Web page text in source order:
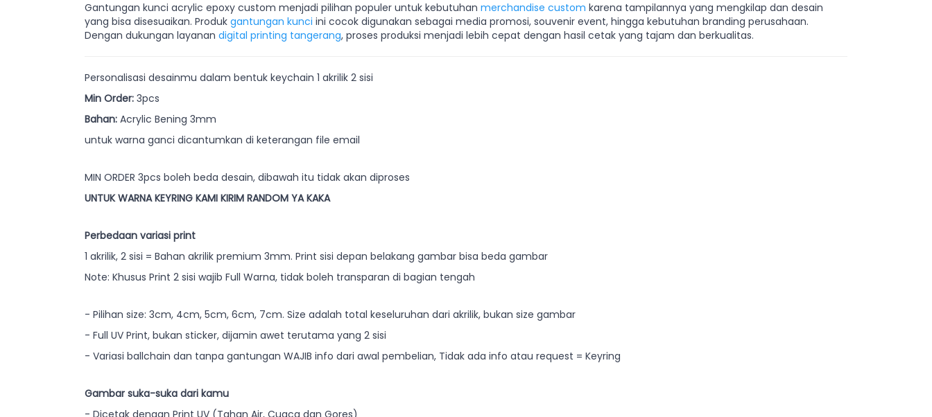
Gantungan kunci acrylic epoxy custom menjadi pilihan populer untuk kebutuhan merchandise custom karena tampilannya yang mengkilap dan desain
yang bisa disesuaikan. Produk gantungan kunci ini cocok digunakan sebagai media promosi, souvenir event, hingga kebutuhan branding perusahaan.
Dengan dukungan layanan digital printing tangerang, proses produksi menjadi lebih cepat dengan hasil cetak yang tajam dan berkualitas.
Personalisasi desainmu dalam bentuk keychain 1 akrilik 2 sisi
Min Order: 3pcs
Bahan: Acrylic Bening 3mm
untuk warna ganci dicantumkan di keterangan file email
MIN ORDER 3pcs boleh beda desain, dibawah itu tidak akan diproses
UNTUK WARNA KEYRING KAMI KIRIM RANDOM YA KAKA
Perbedaan variasi print
1 akrilik, 2 sisi = Bahan akrilik premium 3mm. Print sisi depan belakang gambar bisa beda gambar
Note: Khusus Print 2 sisi wajib Full Warna, tidak boleh transparan di bagian tengah
- Pilihan size: 3cm, 4cm, 5cm, 6cm, 7cm. Size adalah total keseluruhan dari akrilik, bukan size gambar
- Full UV Print, bukan sticker, dijamin awet terutama yang 2 sisi
- Variasi ballchain dan tanpa gantungan WAJIB info dari awal pembelian, Tidak ada info atau request = Keyring
Gambar suka-suka dari kamu